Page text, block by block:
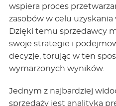
wspiera proces
zasobów w celu
Dzięki temu sprzedawcy
swoje strategie i
decyzje, torując w ten
wymarzonych wyników.
Jednym z najbardziej
sprzedaży jest analityka